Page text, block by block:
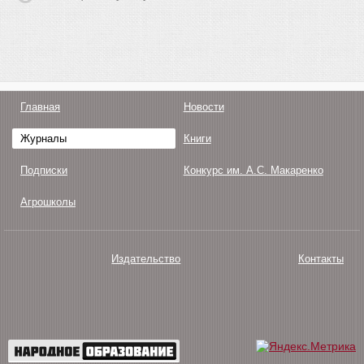
Главная Новости
Журналы Книги
Подписки Конкурс им. А.С. Макаренко
Агрошколы
Издательство Контакты